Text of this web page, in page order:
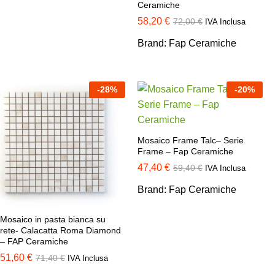
Ceramiche
58,20 € 72,00€ IVA Inclusa
Brand: Fap Ceramiche
-28%
Mosaico in pasta bianca su
rete- Calacatta Roma Diamond
– FAP Ceramiche
51,60 € 71,40€ IVA Inclusa
-20%
Mosaico Frame Talc– Serie
Frame – Fap Ceramiche
47,40 € 59,40€ IVA Inclusa
Brand: Fap Ceramiche